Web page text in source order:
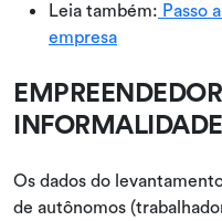
Leia também: Passo
empresa
INFORMALIDADE
Os dados do
de autônomos